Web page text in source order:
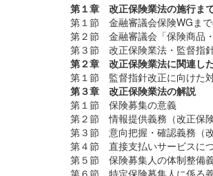
第１章 改正保険業法の施行ま
第１節 金融審議会保険WGま
第２節 金融審議会「保険商品
第３節 改正保険業法・監督指
第２章 改正保険業法に関連し
第１節 監督指針改正に向けた
第３章 改正保険業法の解説
第１節 保険募集の意義
第２節 情報提供義務（改正保
第３節 意向把握・確認義務（
第４節 直接支払いサービスに
第５節 保険募集人の体制整備
第６節 特定保険募集人に係る